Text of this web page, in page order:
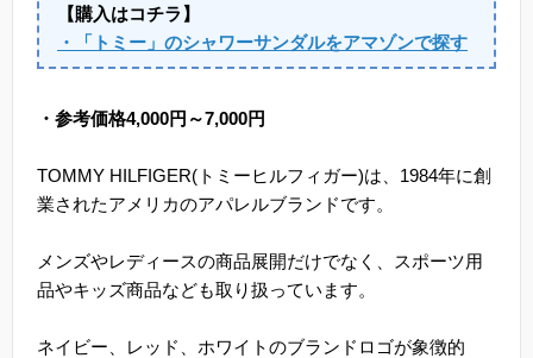
【購入はコチラ】
・「トミー」のシャワーサンダルをアマゾンで探す
・参考価格4,000円～7,000円
TOMMY HILFIGER(トミーヒルフィガー)は、1984年に創
業されたアメリカのアパレルブランドです。
メンズやレディースの商品展開だけでなく、スポーツ用
品やキッズ商品なども取り扱っています。
ネイビー、レッド、ホワイトのブランドロゴが象徴的